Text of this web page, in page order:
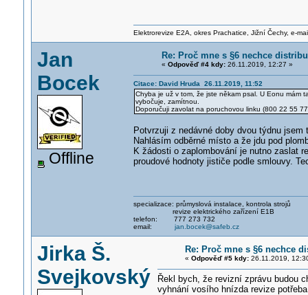
Elektrorevize E2A, okres Prachatice, Jižní Čechy, e-
Jan
Bocek
Offline
Re: Proč mne s §6 nechce
« Odpověď #4 kdy:26.11.2019, 12:27 »
Citace: David Hruda 26.11.2019, 11:52
Chyba je už v tom, že jste někam psal. U Eonu mám
vybočuje, zamítnou.
Doporučuji zavolat na poruchovou linku (800 22 55
Potvrzuji z nedávné doby dvou týdnu jsem
Nahlásím odběrné místo a že jdu pod
K žádosti o zaplombování je nutno zaslat
proudové hodnoty jističe podle smlouvy.
specializace: průmyslová instalace, kontrola strojů
revize elektrického zařízení E1B
telefon: 777 273 732
email: jan.bocek@safeb.cz
Jirka Š.
Svejkovský
Re: Proč mne s §6 nechce
« Odpověď #5 kdy:26.11.2019,
Řekl bych, že revizní zprávu budou
vyhnání vosího hnízda revize